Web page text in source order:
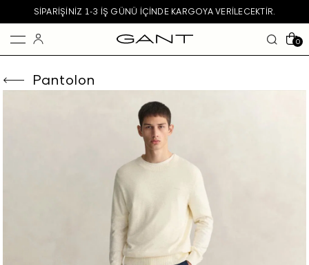
SIPARIŞINIZ 1-3 IŞ GÜNÜ IÇINDE KARGOYA VERILECEKTIR.
0
Pantolon